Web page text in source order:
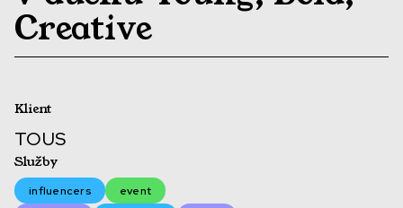
Creative
Klient
TOUS
Služby
influencers
event